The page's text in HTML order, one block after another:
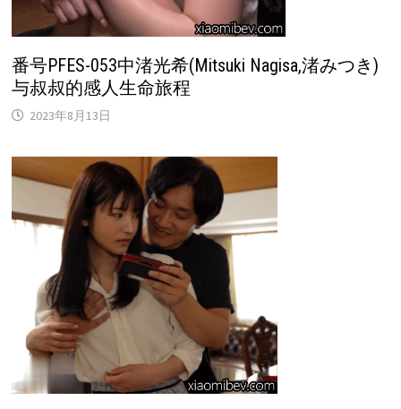
番号PFES-053中渚光希(Mitsuki Nagisa,渚みつき)
与叔叔的感人生命旅程
2023年8月13日